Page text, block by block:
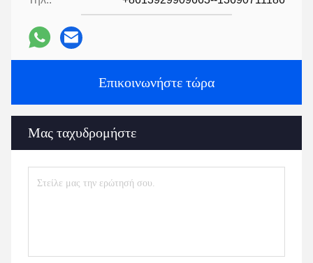
Επικοινωνήστε τώρα
Μας ταχυδρομήστε